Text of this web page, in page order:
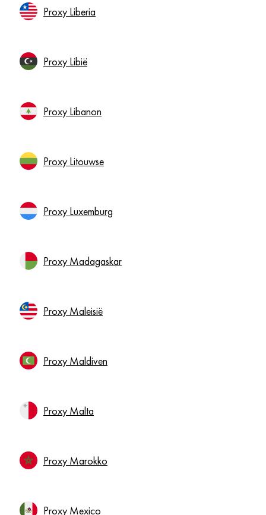
Proxy Liberia
Proxy Libië
Proxy Libanon
Proxy Litouwse
Proxy Luxemburg
Proxy Madagaskar
Proxy Maleisië
Proxy Maldiven
Proxy Malta
Proxy Marokko
Proxy Mexico